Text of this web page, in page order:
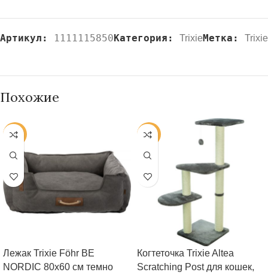
Артикул: 1111115850 Категория: TrixieМетка: Trixie
Похожие
-20%
Лежак Trixie Föhr BE
NORDIC 80х60 cм темно
-20%
Когтеточка Trixie Altea
Scratching Post для кошек,